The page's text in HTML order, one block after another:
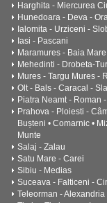
Harghita - Miercurea
Hunedoara - Deva -
Ialomita - Urziceni -
Iasi - Pascani
Maramures - Baia
Mehedinti - Drobeta-
Mures - Targu Mures -
Olt - Bals - Caracal -
Piatra Neamt - Roman
Prahova - Ploiesti -
Bușteni • Comarnic •
Munte
Salaj - Zalau
Satu Mare - Carei
Sibiu - Medias
Suceava - Falticeni -
Teleorman -